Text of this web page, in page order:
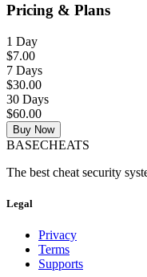
Pricing & Plans
1 Day
$7.00
7 Days
$30.00
30 Days
$60.00
Buy Now
BASECHEATS
The best cheat security
Legal
Privacy
Terms
Supports